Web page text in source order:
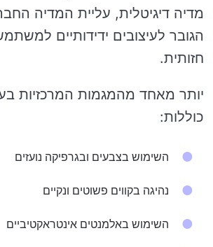
מדיה דיגיטלית, עליית המדיה
הגובר לעיצובים ידידותיים
חזותית.
יותר מאחד מהמגמות המרכזיות
כוללות:
השימוש בצבעים ובגרפיקה נועזים
נהיגה בקווים פשוטים ונקיים
השימוש באלמנטים אינטראקטיביים